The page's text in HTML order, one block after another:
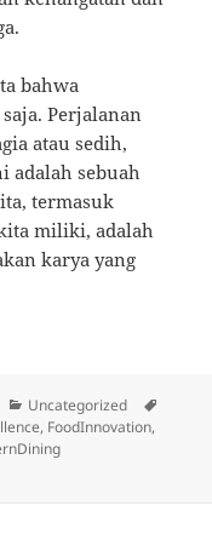
bahwa
Perjalanan
atau sedih,
adalah sebuah
termasuk
miliki, adalah
karya yang
Kategori
Uncategorized
, FoodInnovation,
yang Menemukan Ide